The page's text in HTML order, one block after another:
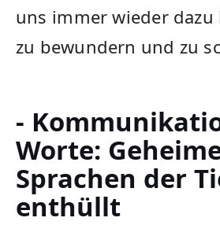
uns⁢ immer‍ wieder
zu bewundern und zu‍
-
Worte:
Sprachen der
enthüllt